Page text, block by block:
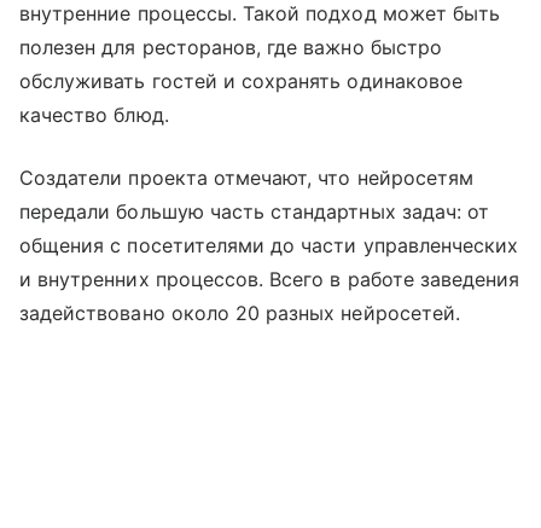
внутренние процессы. Такой подход может быть
полезен для ресторанов, где важно быстро
обслуживать гостей и сохранять одинаковое
качество блюд.
Создатели проекта отмечают, что нейросетям
передали большую часть стандартных задач: от
общения с посетителями до части управленческих
и внутренних процессов. Всего в работе заведения
задействовано около 20 разных нейросетей.